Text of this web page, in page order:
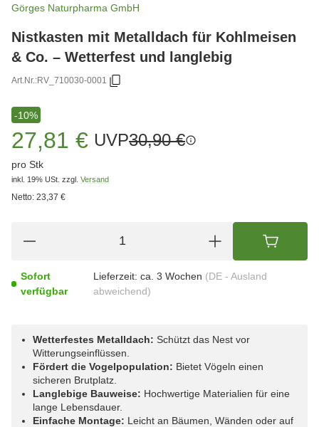
Görges Naturpharma GmbH
Nistkasten mit Metalldach für Kohlmeisen
& Co. – Wetterfest und langlebig
Art.Nr.:RV_710030-0001
-10%
27,81 € UVP30,90 €
pro Stk
inkl. 19% USt. zzgl. Versand
Netto: 23,37 €
Sofort
verfügbar
Lieferzeit: ca. 3 Wochen (DE - Ausland
abweichend)
Wetterfestes Metalldach: Schützt das Nest vor
Witterungseinflüssen.
Fördert die Vogelpopulation: Bietet Vögeln einen
sicheren Brutplatz.
Langlebige Bauweise: Hochwertige Materialien für eine
lange Lebensdauer.
Einfache Montage: Leicht an Bäumen, Wänden oder auf